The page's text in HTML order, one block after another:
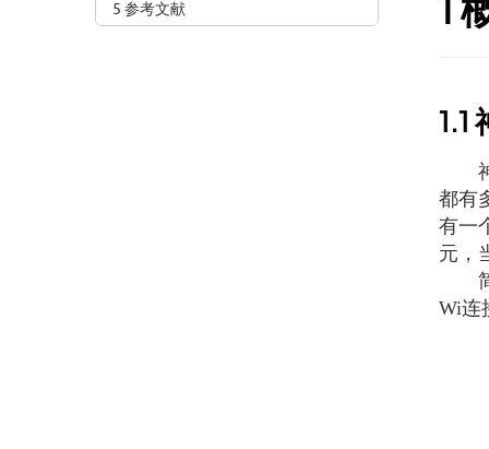
5 参考文献
1.1
神
都有
有一
元，
简
Wi连